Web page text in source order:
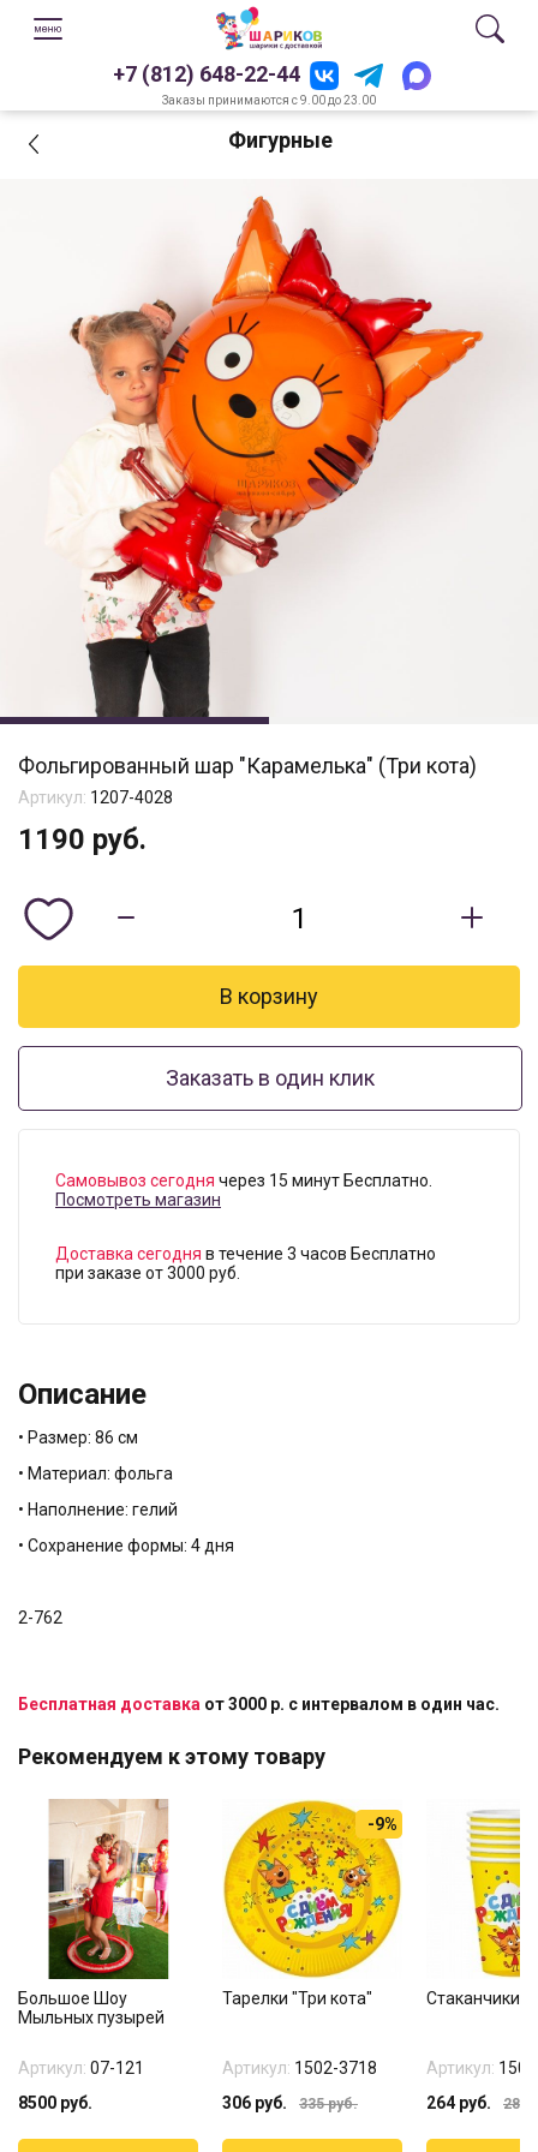
+7 (812) 648-22-44
Заказы принимаются с 9.00 до 23.00
Фигурные
Фольгированный шар "Карамелька" (Три кота)
Артикул: 1207-4028
1190 руб.
Заказать в один клик
Самовывоз сегодня через 15 минут Бесплатно.
Посмотреть магазин
Доставка сегодня в течение 3 часов Бесплатно
при заказе от 3000 руб.
Описание
• Размер: 86 см
• Материал: фольга
• Наполнение: гелий
• Сохранение формы: 4 дня
2-762
Бесплатная доставка от 3000 р. с интервалом в один час.
Рекомендуем к этому товару
Большое Шоу
Мыльных пузырей
Артикул: 07-121
8500 руб.
-9%
Тарелки "Три кота"
Артикул: 1502-3718
306 руб. 335руб.
Стаканчики
Артикул:
264 руб. 285